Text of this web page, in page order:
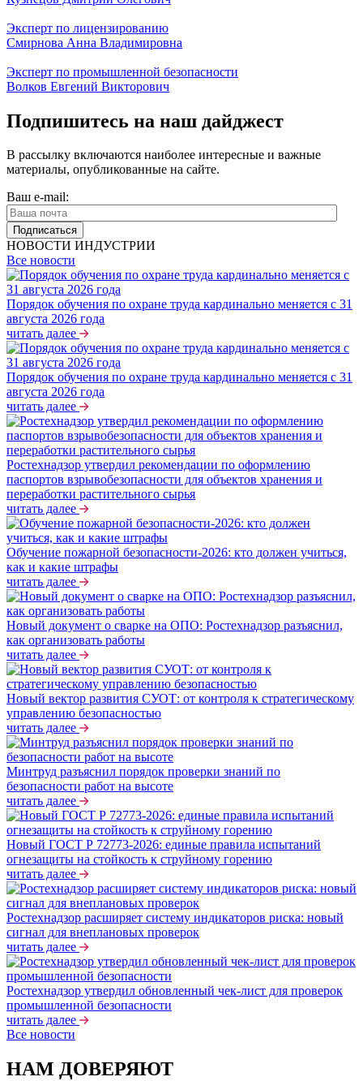
Эксперт по лицензированию
Смирнова Анна Владимировна
Эксперт по промышленной безопасности
Волков Евгений Викторович
Подпишитесь на наш дайджест
В рассылку включаются наиболее интересные и важные
материалы, опубликованные на сайте.
Ваш e-mail:
НОВОСТИ ИНДУСТРИИ
Все новости
Порядок обучения по охране труда кардинально меняется с 31
августа 2026 года
читать далее
Порядок обучения по охране труда кардинально меняется с 31
августа 2026 года
читать далее
Ростехнадзор утвердил рекомендации по оформлению
паспортов взрывобезопасности для объектов хранения и
переработки растительного сырья
читать далее
Обучение пожарной безопасности-2026: кто должен учиться,
как и какие штрафы
читать далее
Новый документ о сварке на ОПО: Ростехнадзор разъяснил,
как организовать работы
читать далее
Новый вектор развития СУОТ: от контроля к стратегическому
управлению безопасностью
читать далее
Минтруд разъяснил порядок проверки знаний по
безопасности работ на высоте
читать далее
Новый ГОСТ Р 72773-2026: единые правила испытаний
огнезащиты на стойкость к струйному горению
читать далее
Ростехнадзор расширяет систему индикаторов риска: новый
сигнал для внеплановых проверок
читать далее
Ростехнадзор утвердил обновленный чек-лист для проверок
промышленной безопасности
читать далее
Все новости
НАМ ДОВЕРЯЮТ